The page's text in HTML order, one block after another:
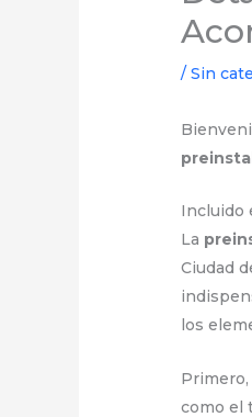
/Sin
Incluido
La
Ciudad
los
Primero,
como el